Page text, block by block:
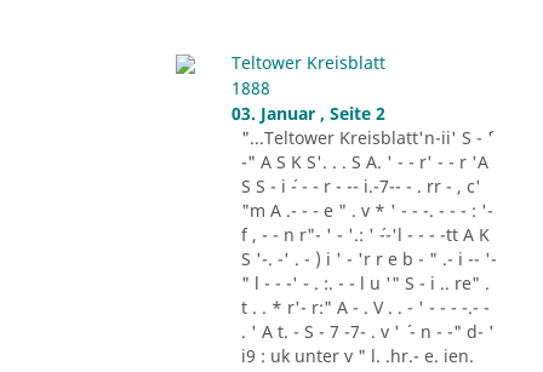
Teltower Kreisblatt
1888
03. Januar , Seite 2
"...Teltower Kreisblatt'n-ii' S - ´'
-" A S K S'. . . S A. ' - - r' - - r 'A
S S - i ´- - - r - -- i.-7-- - . rr - , c'
"m A .- - - e " . v * ' - - -. - - - : '-
f , - - n r"- ' - '.: ' ´--'l - - - -tt A K
S '-. -' . - ) i ' - 'r r e b - " .- i -- '-
" l - - -' - . :. - - l u '" S - i .. re" .
t . . * r'- r:" A - . V . . - ' - - - -.- -
. ' A t. - S - 7 -7- . v ' ´ - n - -" d- '
i9 : uk unter v " l. .hr.- e. ien.